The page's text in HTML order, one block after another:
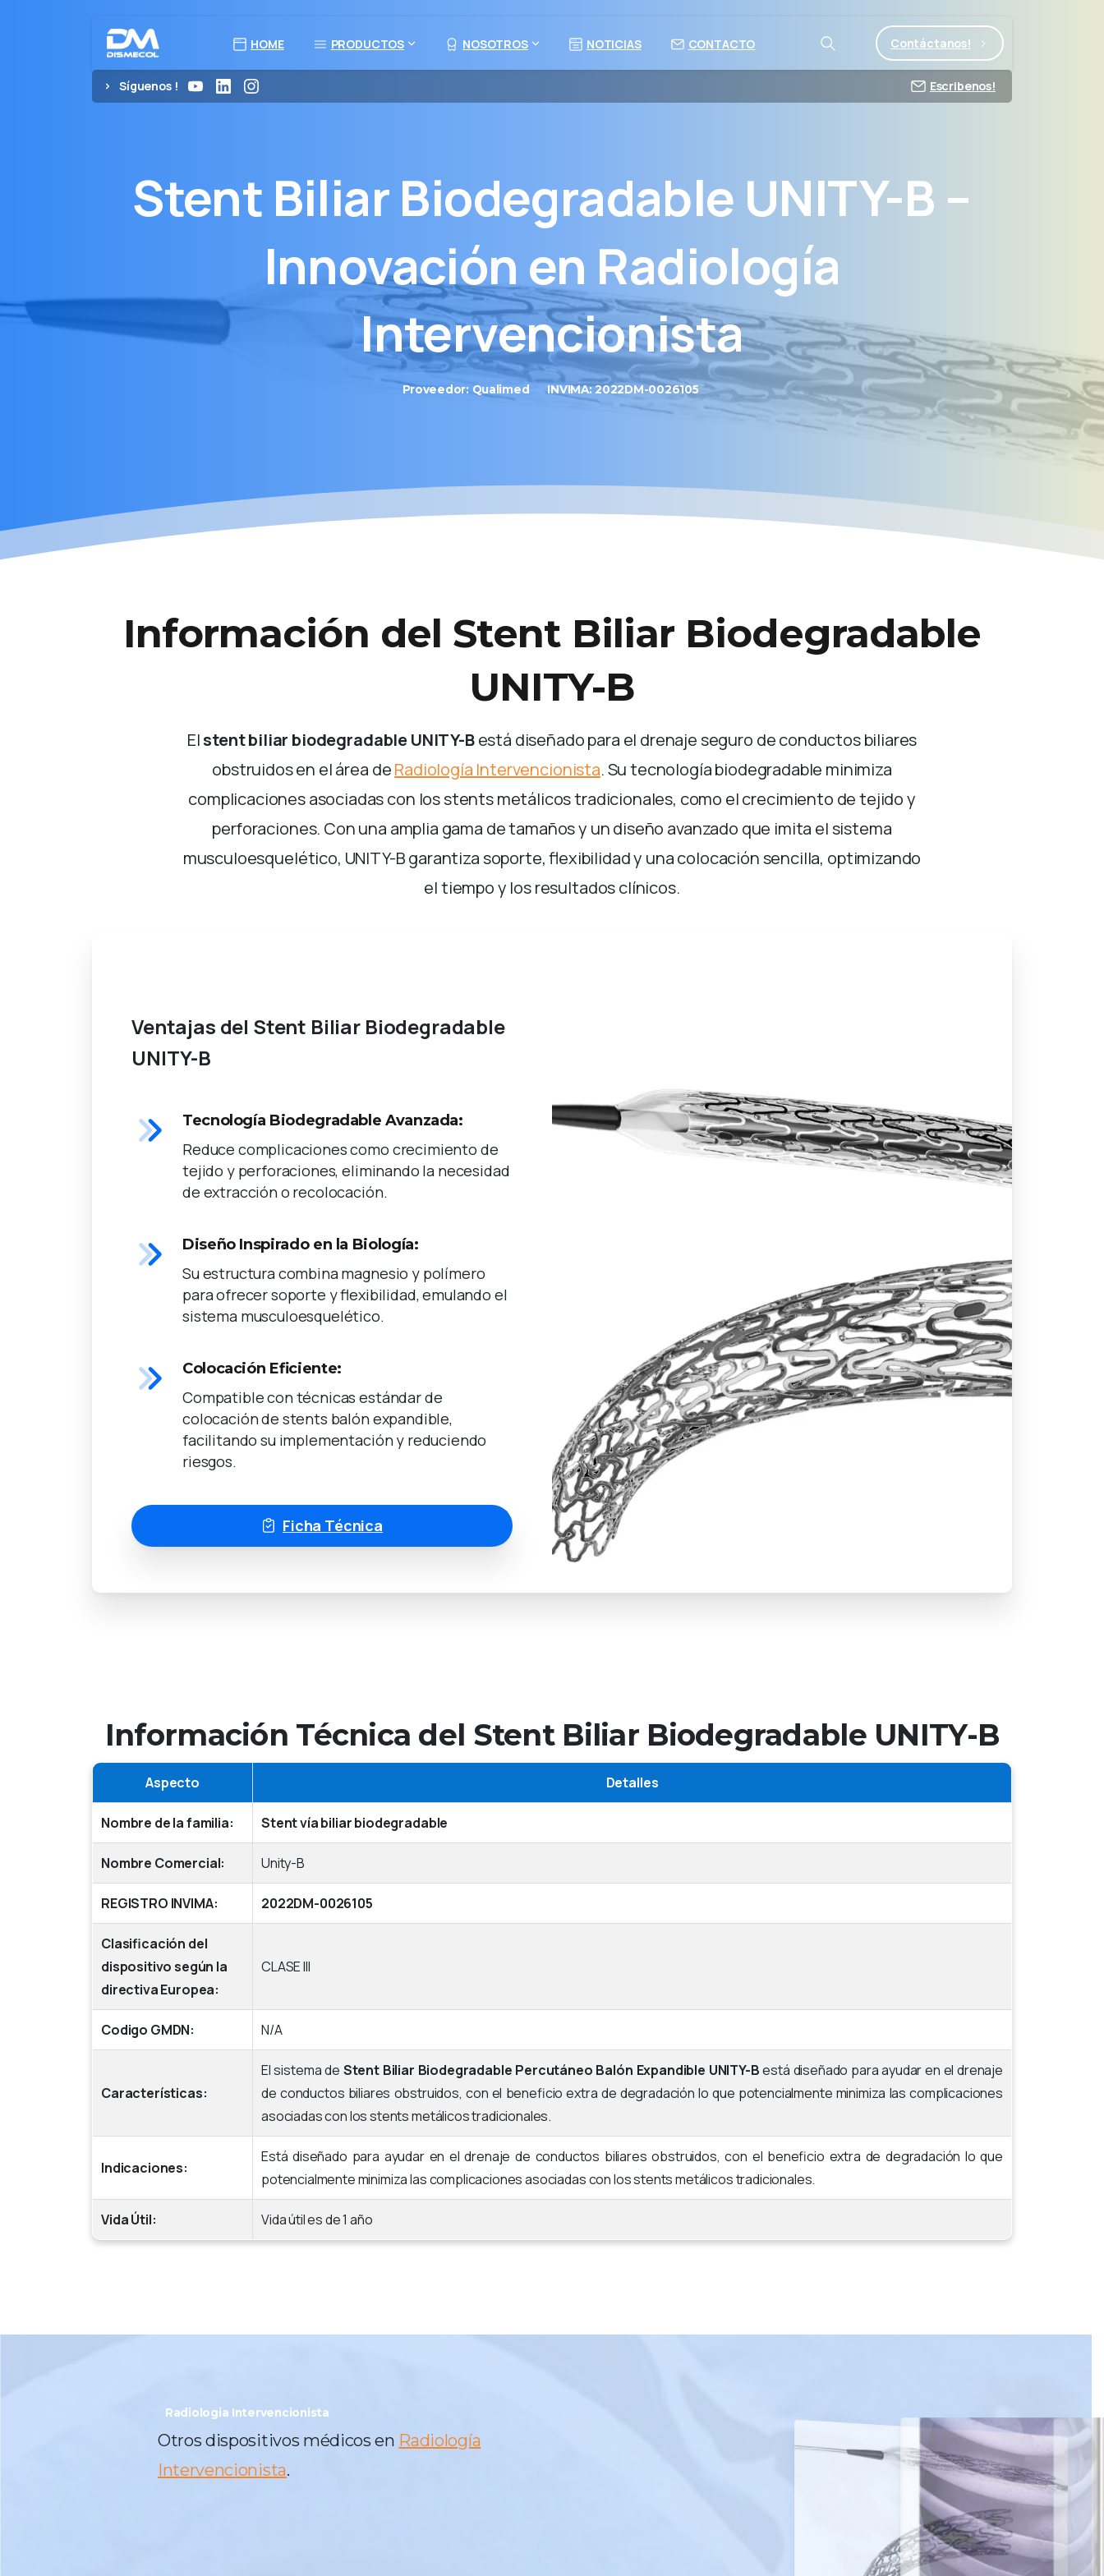
HOME PRODUCTOS NOSOTROS NOTICIAS CONTACTO Contáctanos!
Síguenos ! Escribenos!
Stent BiliarBiodegradable UNITY-B –
Innovación en Radiología
Intervencionista
Proveedor: Qualimed INVIMA: 2022DM-0026105
Información del Stent Biliar Biodegradable
UNITY-B
Elstent biliar biodegradable UNITY-Bestá diseñado para el drenaje seguro de conductos biliares
obstruidos en el área deRadiología Intervencionista. Su tecnología biodegradable minimiza
complicaciones asociadas con los stents metálicos tradicionales, como el crecimiento de tejido y
perforaciones. Con una amplia gama de tamaños y un diseño avanzado que imita el sistema
musculoesquelético, UNITY-B garantiza soporte, flexibilidad y una colocación sencilla, optimizando
el tiempo y los resultados clínicos.
Ventajas del Stent Biliar Biodegradable
UNITY-B
Tecnología Biodegradable Avanzada:
Reduce complicaciones como crecimiento de
tejido y perforaciones, eliminando la necesidad
de extracción o recolocación.
Diseño Inspirado en la Biología:
Su estructura combina magnesio y polímero
para ofrecer soporte y flexibilidad, emulando el
sistema musculoesquelético.
Colocación Eficiente:
Compatible con técnicas estándar de
colocación de stents balón expandible,
facilitando su implementación y reduciendo
riesgos.
Ficha Técnica
Información Técnica del Stent Biliar Biodegradable UNITY-B
Aspecto Detalles
Nombre de la familia: Stent vía biliar biodegradable
Nombre Comercial: Unity-B
REGISTRO INVIMA: 2022DM-0026105
Clasificación del
dispositivo según la
directiva Europea:
CLASE III
Codigo GMDN: N/A
Características:
El sistema de Stent Biliar Biodegradable Percutáneo Balón Expandible UNITY-Bestá diseñado para ayudar en el drenaje
de conductos biliares obstruidos, con el beneficio extra de degradación lo que potencialmente minimiza las complicaciones
asociadas con los stents metálicos tradicionales.
Indicaciones:
Está diseñado para ayudar en el drenaje de conductos biliares obstruidos, con el beneficio extra de degradación lo que
potencialmente minimiza las complicaciones asociadas con los stents metálicos tradicionales.
Vida Útil: Vida útil es de 1 año
Radiologia Intervencionista
Otros dispositivos médicos en Radiología
Intervencionista.